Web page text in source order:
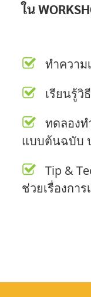
ใน
ทำความ
เรียนรู้
ทดลองท
แบบต้นฉบับ
Tip &
ช่วยเรื่องกา